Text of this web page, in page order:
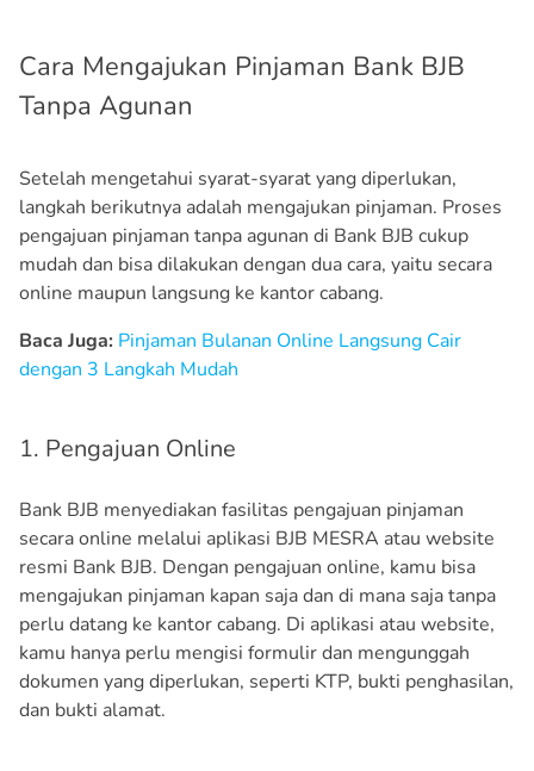
Cara Mengajukan Pinjaman Bank BJB
Tanpa Agunan
Setelah mengetahui syarat-syarat yang diperlukan,
langkah berikutnya adalah mengajukan pinjaman. Proses
pengajuan pinjaman tanpa agunan di Bank BJB cukup
mudah dan bisa dilakukan dengan dua cara, yaitu secara
online maupun langsung ke kantor cabang.
Baca Juga: Pinjaman Bulanan Online Langsung Cair
dengan 3 Langkah Mudah
1. Pengajuan Online
Bank BJB menyediakan fasilitas pengajuan pinjaman
secara online melalui aplikasi BJB MESRA atau website
resmi Bank BJB. Dengan pengajuan online, kamu bisa
mengajukan pinjaman kapan saja dan di mana saja tanpa
perlu datang ke kantor cabang. Di aplikasi atau website,
kamu hanya perlu mengisi formulir dan mengunggah
dokumen yang diperlukan, seperti KTP, bukti penghasilan,
dan bukti alamat.